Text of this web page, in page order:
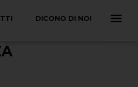
DICONO DI NOI